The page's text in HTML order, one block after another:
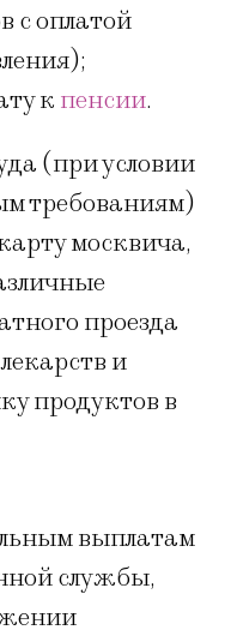
с оплатой
к пенсии.
(при условии
требованиям)
москвича,
проезда
и
продуктов в
выплатам
службы,